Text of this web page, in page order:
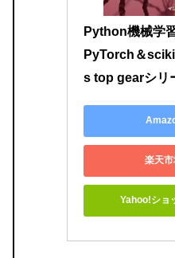
Python機械学
PyTorch＆
s top gearシリ
楽天
Yahoo!ショ